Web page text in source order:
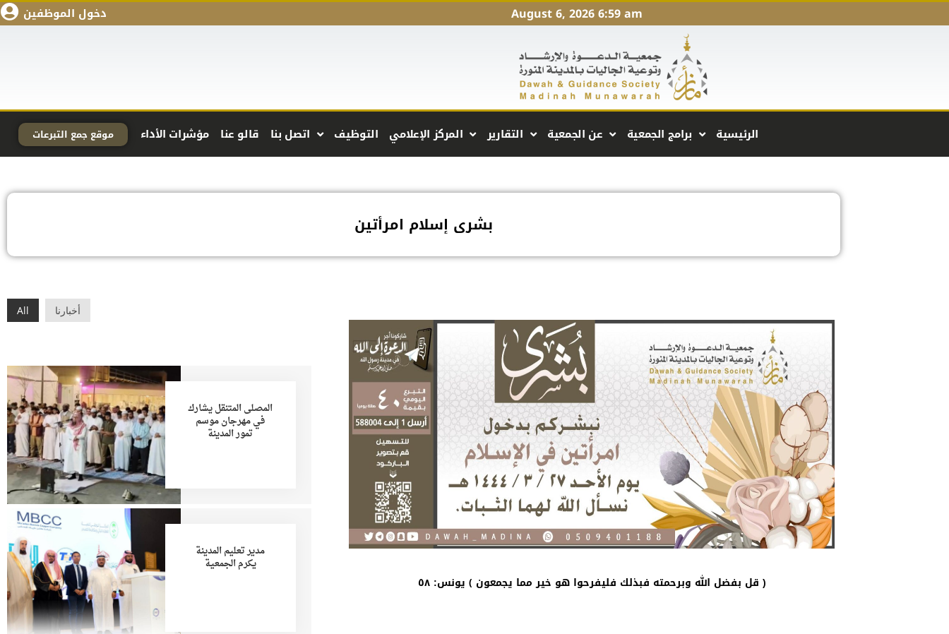
دخول الموظفين August 6, 2026 6:59 am
موقع جمع التبرعات مؤشرات الأداء قالو عنا اتصل بنا التوظيف المركز الإعلامي التقارير عن الجمعية برامج الجمعية الرئيسية
بشرى إسلام امرأتين
All أخبارنا
المصلى المتنقل يشارك
في مهرجان موسم
تمور المدينة
مدير تعليم المدينة
يكرم الجمعية
قل بفضل الله وبرحمته فبذلك فليفرحوا هو خير مما يجمعون ﴾ يونس: ٥٨ )